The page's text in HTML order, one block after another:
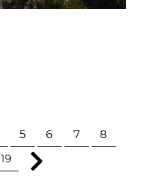
5 6 7 8
19